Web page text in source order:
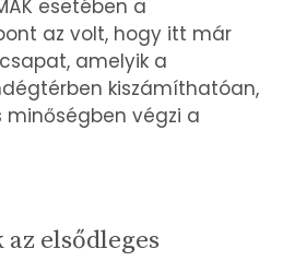
esetében a
az volt, hogy itt már
amelyik a
kiszámíthatóan,
minőségben végzi a
az elsődleges